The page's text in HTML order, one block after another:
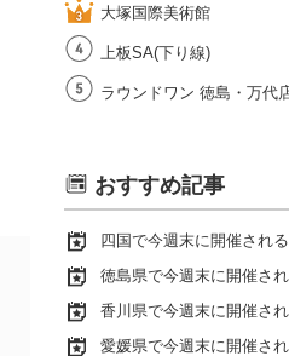
大塚国際美術館
上板SA(下り線)
ラウンドワン 徳島・万代
おすすめ記事
四国で今週末に開催され
徳島県で今週末に開催さ
香川県で今週末に開催さ
愛媛県で今週末に開催さ